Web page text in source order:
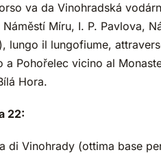
va da Vinohradská
Míru, I. P. Pavlova,
lungo il lungofiume,
a Pohořelec vicino al
Hora.
22:
di Vinohrady (ottima base